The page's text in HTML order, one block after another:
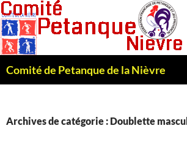
Comité de Petanque de la Nièvre
Archives de catégorie : Doublette